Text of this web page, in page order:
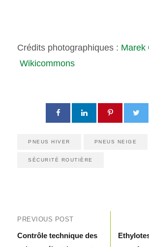
Crédits photographiques : Marek
Wikicommons
PNEUS HIVER PNEUS NEIGE
SÉCURITÉ ROUTIÈRE
PREVIOUS POST
Contrôle technique des